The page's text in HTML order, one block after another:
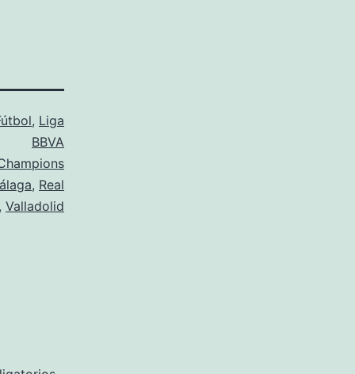
, Liga
BBVA
, Real
, Valladolid